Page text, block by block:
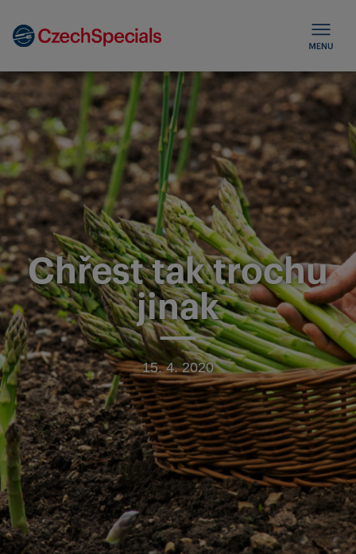
Chřest tak trochu
jinak
15. 4. 2020